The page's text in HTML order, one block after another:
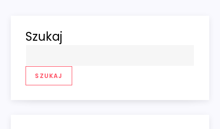
a
j
a
Szukaj
SZUKAJ